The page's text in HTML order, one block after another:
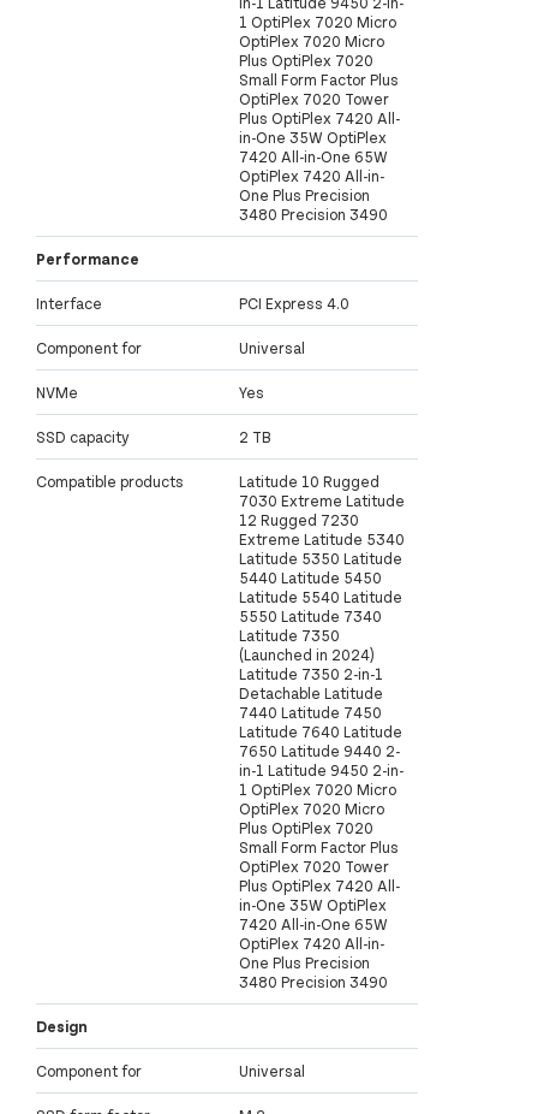
1 OptiPlex 7020 Micro
OptiPlex 7020 Micro
Plus OptiPlex 7020
Small Form Factor Plus
OptiPlex 7020 Tower
Plus OptiPlex 7420 All-
in-One 35W OptiPlex
7420 All-in-One 65W
OptiPlex 7420 All-in-
One Plus Precision
3480 Precision 3490
Performance
Interface PCI Express 4.0
Component for Universal
NVMe Yes
SSD capacity 2 TB
Compatible products
Latitude 10 Rugged
7030 Extreme Latitude
12 Rugged 7230
Extreme Latitude 5340
Latitude 5350 Latitude
5440 Latitude 5450
Latitude 5540 Latitude
5550 Latitude 7340
Latitude 7350
(Launched in 2024)
Latitude 7350 2-in-1
Detachable Latitude
7440 Latitude 7450
Latitude 7640 Latitude
7650 Latitude 9440 2-
in-1 Latitude 9450 2-in-
1 OptiPlex 7020 Micro
OptiPlex 7020 Micro
Plus OptiPlex 7020
Small Form Factor Plus
OptiPlex 7020 Tower
Plus OptiPlex 7420 All-
in-One 35W OptiPlex
7420 All-in-One 65W
OptiPlex 7420 All-in-
One Plus Precision
3480 Precision 3490
Design
Component for Universal